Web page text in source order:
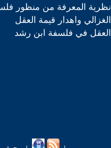
نظرية المعرفة من منظور
الغزالي واهدار قيمة العقل
العقل في فلسفة ابن رشد